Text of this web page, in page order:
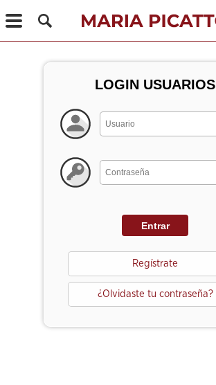
LOGIN USUARIOS
Regístrate
¿Olvidaste tu contraseña?